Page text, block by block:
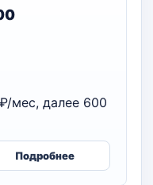
мес, далее 600
Подробнее